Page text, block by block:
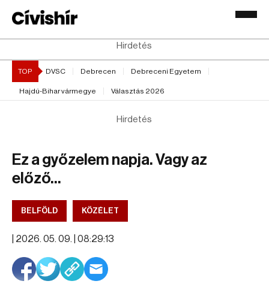
Hirdetés
TOP DVSC Debrecen Debreceni Egyetem
Hajdú-Bihar vármegye Választás 2026
Hirdetés
Ez a győzelem napja. Vagy az
előző...
BELFÖLD KÖZÉLET
2026. 05. 09. | 08:29:13